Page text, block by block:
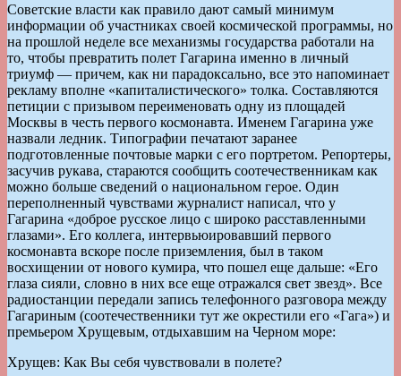
Советские власти как правило дают самый минимум
информации об участниках своей космической программы, но
на прошлой неделе все механизмы государства работали на
то, чтобы превратить полет Гагарина именно в личный
триумф — причем, как ни парадоксально, все это напоминает
рекламу вполне «капиталистического» толка. Составляются
петиции с призывом переименовать одну из площадей
Москвы в честь первого космонавта. Именем Гагарина уже
назвали ледник. Типографии печатают заранее
подготовленные почтовые марки с его портретом. Репортеры,
засучив рукава, стараются сообщить соотечественникам как
можно больше сведений о национальном герое. Один
переполненный чувствами журналист написал, что у
Гагарина «доброе русское лицо с широко расставленными
глазами». Его коллега, интервьюировавший первого
космонавта вскоре после приземления, был в таком
восхищении от нового кумира, что пошел еще дальше: «Его
глаза сияли, словно в них все еще отражался свет звезд». Все
радиостанции передали запись телефонного разговора между
Гагариным (соотечественники тут же окрестили его «Гага») и
премьером Хрущевым, отдыхавшим на Черном море:
Хрущев: Как Вы себя чувствовали в полете?